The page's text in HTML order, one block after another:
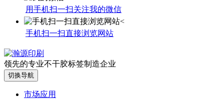
用手机扫一扫关注我的微信
手机扫一扫直接浏览网站
领先的专业不干胶标签制造企业
切换导航
市场应用